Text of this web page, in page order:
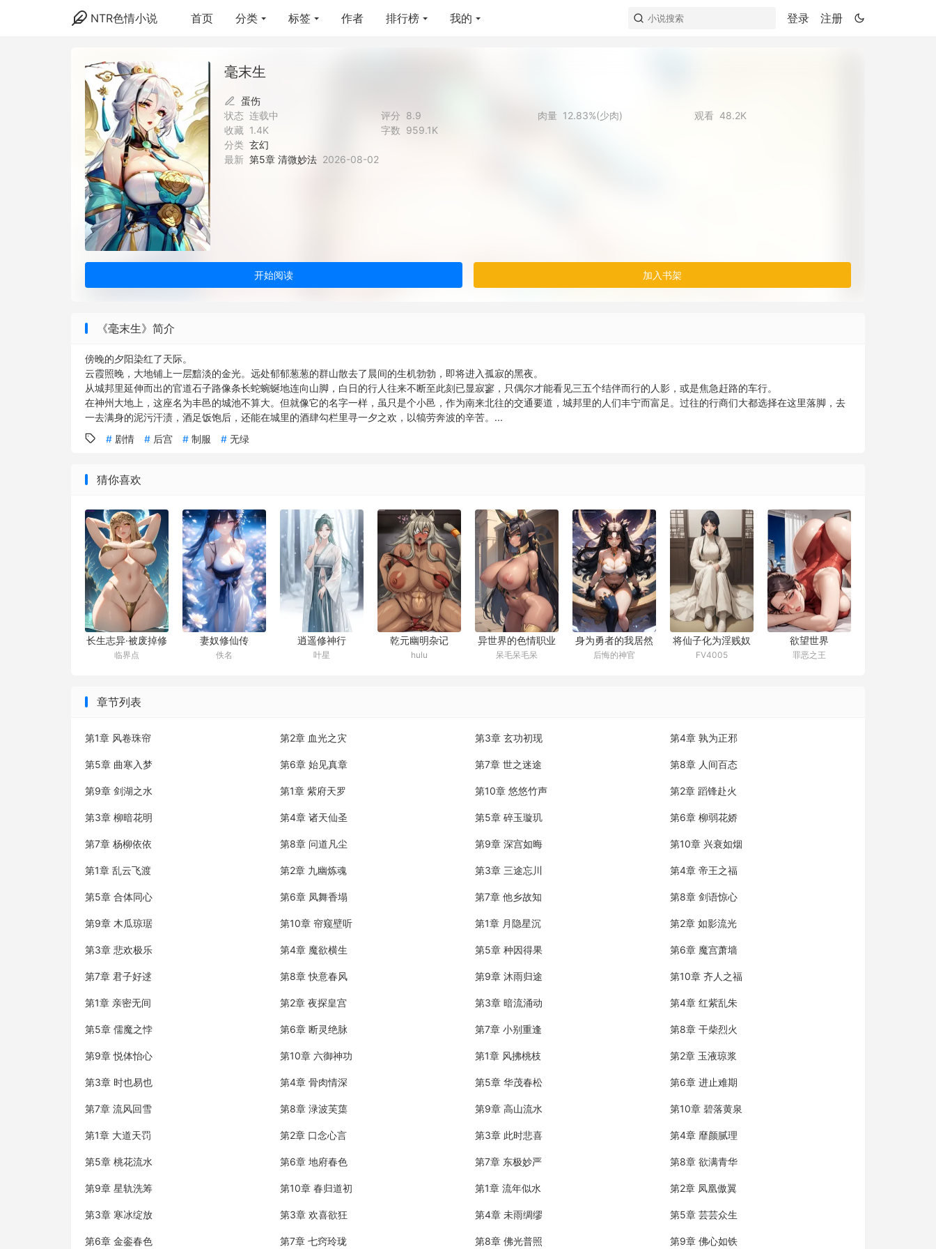
NTR色情小说 登录 注册
首页 分类 标签 作者 排行榜 我的
毫末生
蛋伤
状态 连载中 评分 8.9 肉量 12.83%(少肉) 观看 48.2K
收藏 1.4K 字数 959.1K
分类 玄幻
最新 第5章 清微妙法 2026-08-02
开始阅读 加入书架
《毫末生》简介
傍晚的夕阳染红了天际。
云霞照晚，大地铺上一层黯淡的金光。远处郁郁葱葱的群山散去了晨间的生机勃勃，即将进入孤寂的黑夜。
从城邦里延伸而出的官道石子路像条长蛇蜿蜒地连向山脚，白日的行人往来不断至此刻已显寂寥，只偶尔才能看见三五个结伴而行的人影，或是焦急赶路的车行。
在神州大地上，这座名为丰邑的城池不算大。但就像它的名字一样，虽只是个小邑，作为南来北往的交通要道，城邦里的人们丰宁而富足。过往的行商们大都选择在这里落脚，去
一去满身的泥污汗渍，酒足饭饱后，还能在城里的酒肆勾栏里寻一夕之欢，以犒劳奔波的辛苦。...
剧情
后宫 制服 无绿
猜你喜欢
长生志异·被废掉修
为后性转为花妖
临界点
妻奴修仙传
佚名
逍遥修神行
叶星
乾元幽明杂记
hulu
异世界的色情职业
者设定
呆毛呆毛呆
身为勇者的我居然
会被恶魔催眠成肉
后悔的神官
将仙子化为淫贱奴
隶
FV4005
欲望世界
罪恶之王
章节列表
第1章 风卷珠帘 第2章 血光之灾 第3章 玄功初现 第4章 孰为正邪
第5章 曲寒入梦 第6章 始见真章 第7章 世之迷途 第8章 人间百态
第9章 剑湖之水 第1章 紫府天罗 第10章 悠悠竹声 第2章 蹈锋赴火
第3章 柳暗花明 第4章 诸天仙圣 第5章 碎玉璇玑 第6章 柳弱花娇
第7章 杨柳依依 第8章 问道凡尘 第9章 深宫如晦 第10章 兴衰如烟
第1章 乱云飞渡 第2章 九幽炼魂 第3章 三途忘川 第4章 帝王之福
第5章 合体同心 第6章 凤舞香塌 第7章 他乡故知 第8章 剑语惊心
第9章 木瓜琼琚 第10章 帘窥壁听 第1章 月隐星沉 第2章 如影流光
第3章 悲欢极乐 第4章 魔欲横生 第5章 种因得果 第6章 魔宫萧墙
第7章 君子好逑 第8章 快意春风 第9章 沐雨归途 第10章 齐人之福
第1章 亲密无间 第2章 夜探皇宫 第3章 暗流涌动 第4章 红紫乱朱
第5章 儒魔之悖 第6章 断灵绝脉 第7章 小别重逢 第8章 干柴烈火
第9章 悦体怡心 第10章 六御神功 第1章 风拂桃枝 第2章 玉液琼浆
第3章 时也易也 第4章 骨肉情深 第5章 华茂春松 第6章 进止难期
第7章 流风回雪 第8章 渌波芙蕖 第9章 高山流水 第10章 碧落黄泉
第1章 大道天罚 第2章 口念心言 第3章 此时悲喜 第4章 靡颜腻理
第5章 桃花流水 第6章 地府春色 第7章 东极妙严 第8章 欲满青华
第9章 星轨洗筹 第10章 春归道初 第1章 流年似水 第2章 凤凰傲翼
第3章 寒冰绽放 第3章 欢喜欲狂 第4章 未雨绸缪 第5章 芸芸众生
第6章 金銮春色 第7章 七窍玲珑 第8章 佛光普照 第9章 佛心如铁